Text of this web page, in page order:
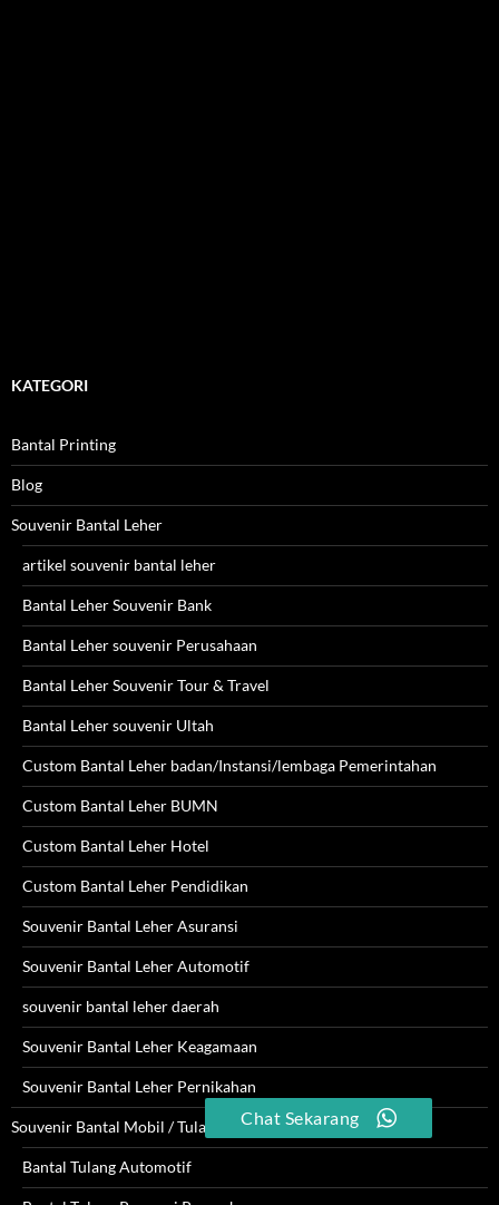
KATEGORI
Bantal Printing
Blog
Souvenir Bantal Leher
artikel souvenir bantal leher
Bantal Leher Souvenir Bank
Bantal Leher souvenir Perusahaan
Bantal Leher Souvenir Tour & Travel
Bantal Leher souvenir Ultah
Custom Bantal Leher badan/Instansi/lembaga Pemerintahan
Custom Bantal Leher BUMN
Custom Bantal Leher Hotel
Custom Bantal Leher Pendidikan
Souvenir Bantal Leher Asuransi
Souvenir Bantal Leher Automotif
souvenir bantal leher daerah
Souvenir Bantal Leher Keagamaan
Souvenir Bantal Leher Pernikahan
Souvenir Bantal Mobil / Tulang
Bantal Tulang Automotif
Chat Sekarang